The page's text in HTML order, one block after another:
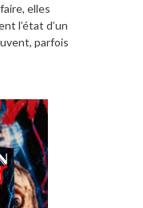
elles
l’état d’un
parfois